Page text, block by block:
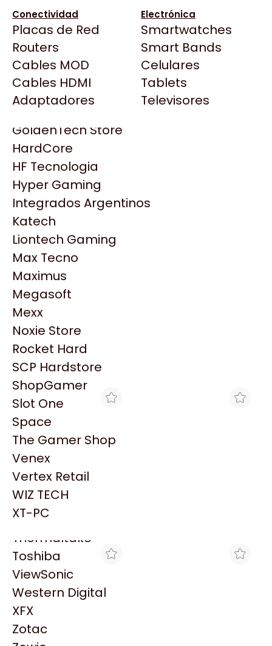
Conectividad
Placas de Red
Routers
Cables MOD
Cables HDMI
Adaptadores
Electrónica
Smartwatches
Smart Bands
Celulares
Tablets
Televisores
Deepcool
Dell
EVGA
Gamemax
Genesis
Genius
HP
HyperX
INNO3D
Intel
Kingston
Lenovo
Logitech
MSI
NVIDIA GeForce
NZXT
PNY
Palit
Philips
PowerColor
Razer
Redragon
Samsung
Sandisk
Sapphire
Seagate
Sentey
Solarmax
Thermaltake
Toshiba
ViewSonic
Western Digital
XFX
Zotac
Click Gaming
Compufan Store
Dinobyte
Full H4rd
Gaming City
Gezatek
GoldenTech Store
HardCore
HF Tecnologia
Hyper Gaming
Integrados Argentinos
Katech
Liontech Gaming
Max Tecno
Maximus
Megasoft
Mexx
Noxie Store
Rocket Hard
SCP Hardstore
ShopGamer
Slot One
Space
The Gamer Shop
Venex
Vertex Retail
WIZ TECH
XT-PC
Productos
Similares
Explorá más productos similares
MAX TECNO
FIBRA EXT CONECT. FKW
$9.921